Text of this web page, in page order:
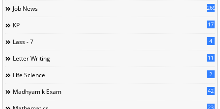
Job News 269
KP 17
Lass - 7 4
Letter Writing 11
Life Science 2
Madhyamik Exam 42
23